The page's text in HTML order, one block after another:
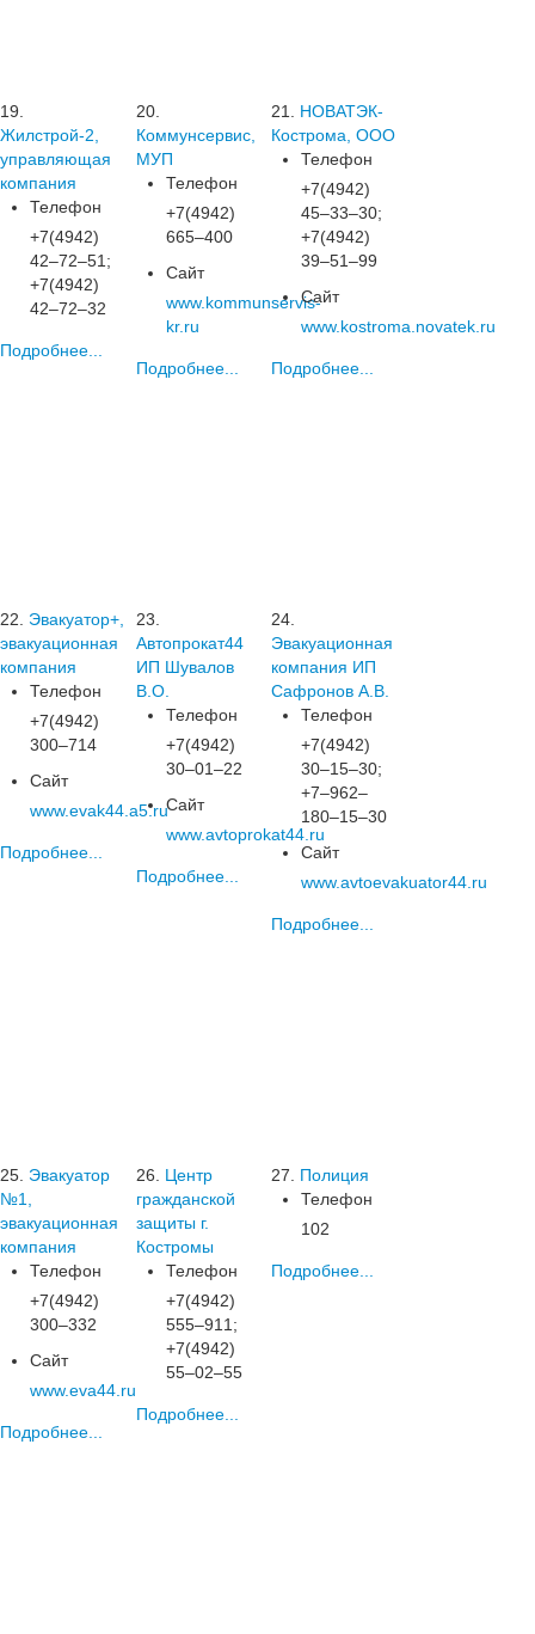
19.
Жилстрой-2,
управляющая
компания
Телефон
+7(4942)
42‒72‒51;
+7(4942)
42‒72‒32
Подробнее...
20.
Коммунсервис,
МУП
Телефон
+7(4942)
665‒400
Сайт
www.kommunservis-
kr.ru
Подробнее...
21.
НОВАТЭК-
Кострома, ООО
Телефон
+7(4942)
45‒33‒30;
+7(4942)
39‒51‒99
Сайт
www.kostroma.novatek.ru
Подробнее...
22.
Эвакуатор+,
эвакуационная
компания
Телефон
+7(4942)
300‒714
Сайт
www.evak44.a5.ru
Подробнее...
23.
Автопрокат44
ИП Шувалов
В.О.
Телефон
+7(4942)
30‒01‒22
Сайт
www.avtoprokat44.ru
Подробнее...
24.
Эвакуационная
компания ИП
Сафронов А.В.
Телефон
+7(4942)
30‒15‒30;
+7‒962‒
180‒15‒30
Сайт
www.avtoevakuator44.ru
Подробнее...
25. Эвакуатор
№1,
эвакуационная
компания
Телефон
+7(4942)
300‒332
Сайт
www.eva44.ru
Подробнее...
26.
Центр
гражданской
защиты г.
Костромы
Телефон
+7(4942)
555‒911;
+7(4942)
55‒02‒55
Подробнее...
27.
Полиция
Телефон
102
Подробнее...